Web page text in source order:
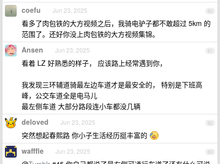
60
coefu Jun 23, 2025
看多了肉包铁的大方视频之后，我骑电驴子都不敢超过 5km 的
范围了。还好你没上肉包铁的大方视频集锦。
61
Ansen Jun 23, 2025
看着 LZ 好熟悉的样子， 应该路上经常遇到你，
我发现三环辅道骑最左边车道才是最安全的， 特别是下班高
峰，公交车道全是电马儿
最左侧车道 大部分路段连小车都没几辆
62
deloved Jun 23, 2025
突然想起春熙路 你小子生活经历挺丰富的
63
wafffle Jun 23, 2025